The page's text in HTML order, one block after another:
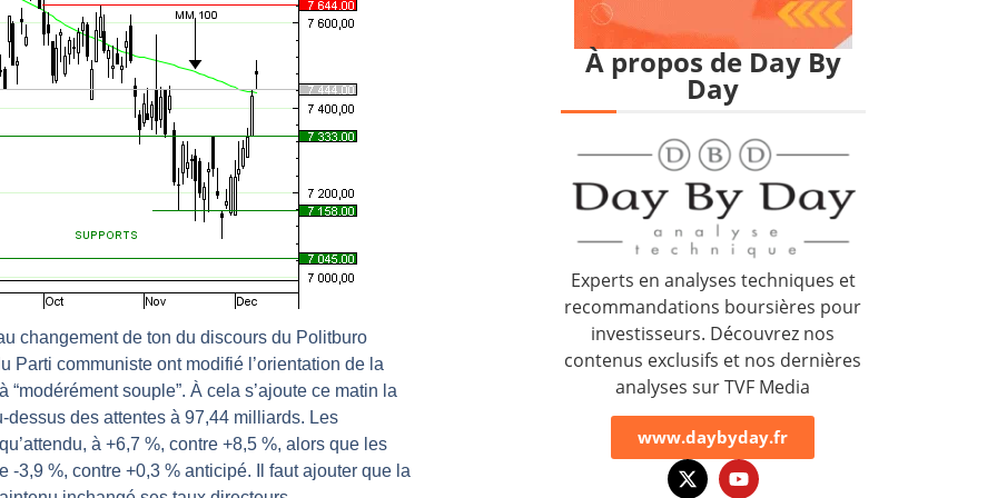
avant les résultats ? | Daniel Cohen de Lara – Market Movers
Analyse avant la décision de la Fed | Denis Desclos – Chrono CAC
des signaux | Interview Économique
marchés à l’ère des ruptures | Interview Littéraire
de la vigueur | Ludovick Bertola – Les Echos de Wall Street
intacte | Ludovick Bertola – Les Echos de Wall Street
faute | Bernard Prats-Desclaux – Market Movers
| Bernard Prats-Desclaux – Market Movers
Prats-Desclaux – Market Movers
sur le scelette | Philippe Lhermie – Flash Forex
saveur | Philippe Lhermie – Flash Forex
venir | Philippe Lhermie – Flash Forex
! | Jean-Louis Cussac – Chrono CAC
temps cette semaine | par Louis-Antoine Michelet
changement de ton du discours du Politburo
Parti communiste ont modifié l’orientation de la
“modérément souple”. À cela s’ajoute ce matin la
dessus des attentes à 97,44 milliards. Les
à +6,7 %, contre +8,5 %, alors que les
-3,9 %, contre +0,3 % anticipé. Il faut ajouter que la
À propos de Day By
Day
Experts en analyses techniques et
recommandations boursières pour
investisseurs. Découvrez nos
contenus exclusifs et nos dernières
analyses sur TVF Media
www.daybyday.fr